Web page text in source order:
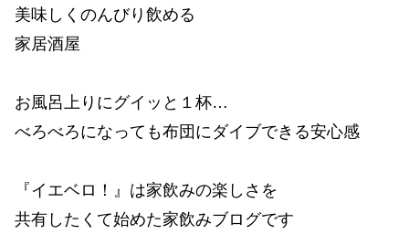
美味しくのんびり飲める
家居酒屋
お風呂上りにグイッと１杯…
べろべろになっても布団にダイブできる安心感
『イエベロ！』は家飲みの楽しさを
共有したくて始めた家飲みブログです